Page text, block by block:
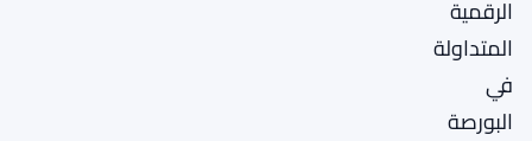
الرقمية
المتداولة
في
البورصة